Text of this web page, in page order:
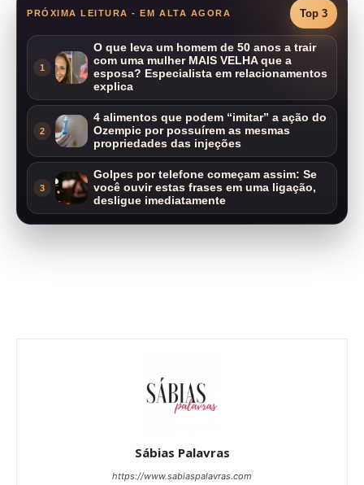
PRÓXIMA LEITURA - EM ALTA AGORA Top 3
1
O que leva um homem de 50 anos a trair
com uma mulher MAIS VELHA que a
esposa? Especialista em relacionamentos
explica
2
4 alimentos que podem “imitar” a ação do
Ozempic por possuírem as mesmas
propriedades das injeções
3
Golpes por telefone começam assim: Se
você ouvir estas frases em uma ligação,
desligue imediatamente
Sábias Palavras
https://www.sabiaspalavras.com